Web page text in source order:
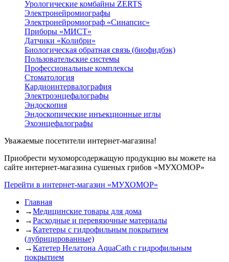
Урологические комбайны ZERTS
Электронейромиографы
Электронейромиограф «Синапсис»
Приборы «МИСТ»
Датчики «Колибри»
Биологическая обратная связь (биофидбэк)
Пользовательские системы
Профессиональные комплексы
Стоматология
Кардиоинтервалография
Электроэнцефалографы
Эндоскопия
Эндоскопические инъекционные иглы
Эхоэнцефалографы
Уважаемые посетители интернет-магазина!
Приобрести мухоморсодержащую продукцию вы можете на
сайте интернет-магазина сушеных грибов «МУХОМОР»
Перейти в интернет-магазин «МУХОМОР»
Главная
→Медицинские товары для дома
→Расходные и перевязочные материалы
→Катетеры с гидрофильным покрытием
(лубрицированные)
→Катетер Нелатона AquaCath с гидрофильным
покрытием